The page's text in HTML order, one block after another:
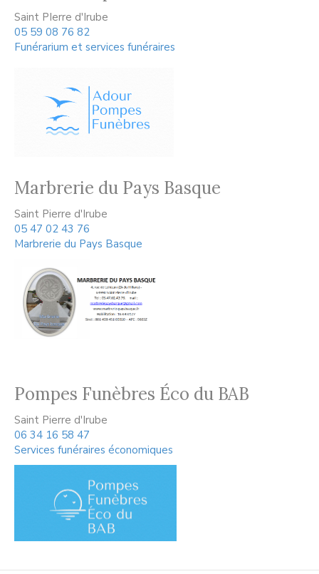
Saint PIerre d'Irube
05 59 08 76 82
Funérarium et services funéraires
Marbrerie du Pays Basque
Saint Pierre d'Irube
05 47 02 43 76
Marbrerie du Pays Basque
Pompes Funèbres Éco du BAB
Saint Pierre d'Irube
06 34 16 58 47
Services funéraires économiques